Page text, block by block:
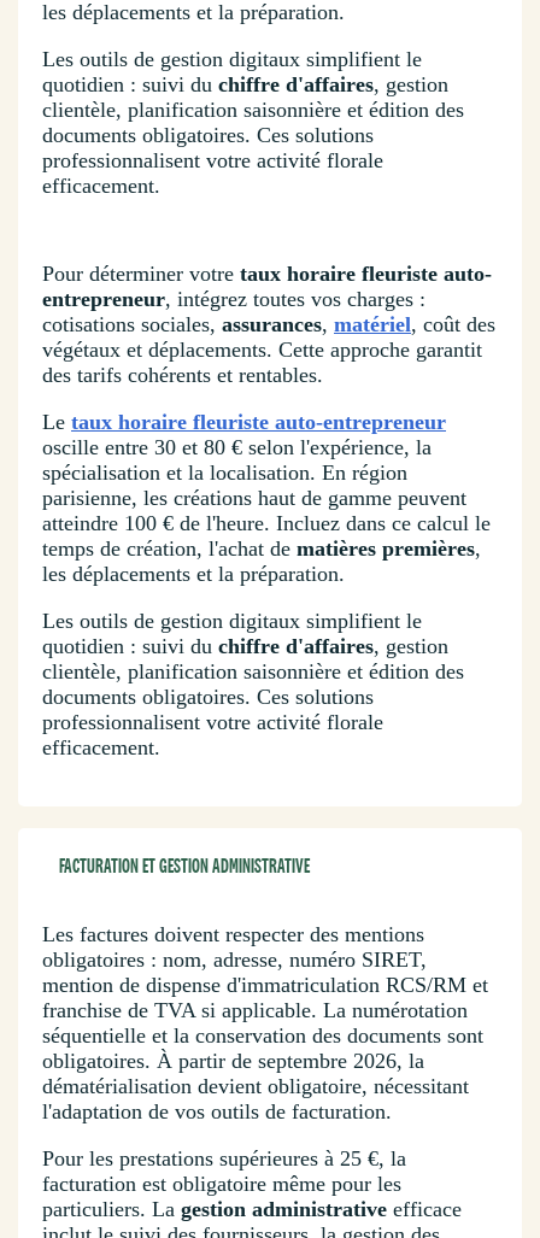
les déplacements et la préparation.
Les outils de gestion digitaux simplifient le
quotidien : suivi du chiffre d'affaires, gestion
clientèle, planification saisonnière et édition des
documents obligatoires. Ces solutions
professionnalisent votre activité florale
efficacement.
Pour déterminer votre taux horaire fleuriste auto-
entrepreneur, intégrez toutes vos charges :
cotisations sociales, assurances, matériel, coût des
végétaux et déplacements. Cette approche garantit
des tarifs cohérents et rentables.
Le taux horaire fleuriste auto-entrepreneur
oscille entre 30 et 80 € selon l'expérience, la
spécialisation et la localisation. En région
parisienne, les créations haut de gamme peuvent
atteindre 100 € de l'heure. Incluez dans ce calcul le
temps de création, l'achat de matières premières,
les déplacements et la préparation.
Les outils de gestion digitaux simplifient le
quotidien : suivi du chiffre d'affaires, gestion
clientèle, planification saisonnière et édition des
documents obligatoires. Ces solutions
professionnalisent votre activité florale
efficacement.
FACTURATION ET GESTION ADMINISTRATIVE
Les factures doivent respecter des mentions
obligatoires : nom, adresse, numéro SIRET,
mention de dispense d'immatriculation RCS/RM et
franchise de TVA si applicable. La numérotation
séquentielle et la conservation des documents sont
obligatoires. À partir de septembre 2026, la
dématérialisation devient obligatoire, nécessitant
l'adaptation de vos outils de facturation.
Pour les prestations supérieures à 25 €, la
facturation est obligatoire même pour les
particuliers. La gestion administrative efficace